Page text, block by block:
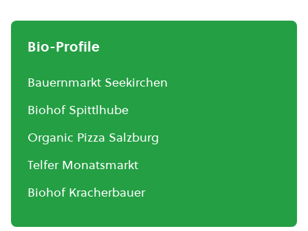
Bio-Profile
Bauernmarkt Seekirchen
Biohof Spittlhube
Organic Pizza Salzburg
Telfer Monatsmarkt
Biohof Kracherbauer